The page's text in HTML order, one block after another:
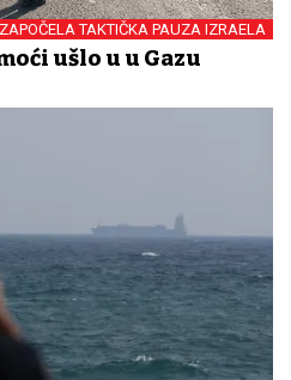
ZAPOČELA TAKTIČKA PAUZA IZRAELA
ušlo u u Gazu